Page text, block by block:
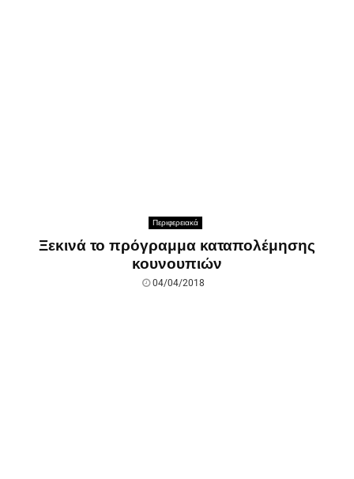
Περιφερειακά
Ξεκινά το πρόγραμμα καταπολέμησης
κουνουπιών
04/04/2018